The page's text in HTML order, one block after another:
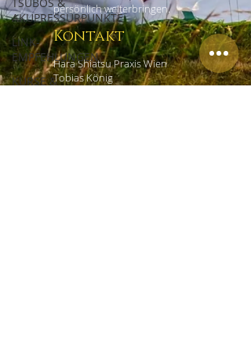
AKUPRESSURPUNKTE
LINK-
EMPFEHLUNGEN
KURSE &
persönlich weiterbringen.
Kontakt
Hara Shiatsu Praxis Wien
Tobias König